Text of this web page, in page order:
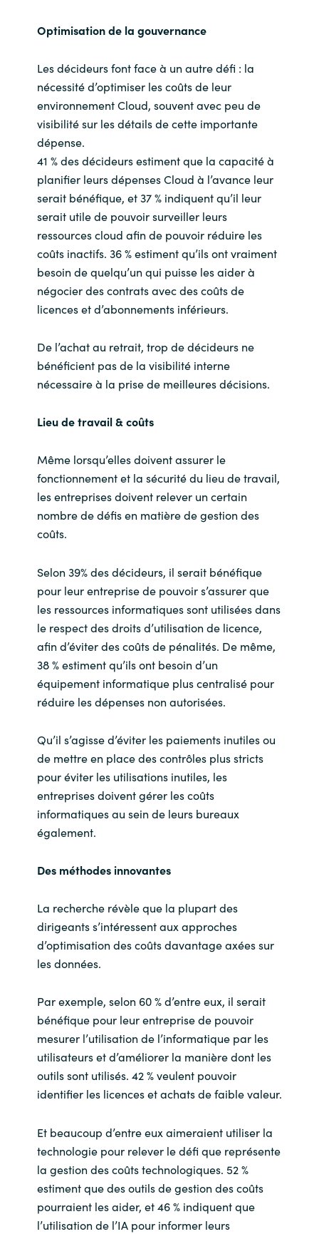
Optimisation de la gouvernance
Les décideurs font face à un autre défi : la
nécessité d’optimiser les coûts de leur
environnement Cloud, souvent avec peu de
visibilité sur les détails de cette importante
dépense.
41 % des décideurs estiment que la capacité à
planifier leurs dépenses Cloud à l’avance leur
serait bénéfique, et 37 % indiquent qu’il leur
serait utile de pouvoir surveiller leurs
ressources cloud afin de pouvoir réduire les
coûts inactifs. 36 % estiment qu’ils ont vraiment
besoin de quelqu’un qui puisse les aider à
négocier des contrats avec des coûts de
licences et d’abonnements inférieurs.
De l’achat au retrait, trop de décideurs ne
bénéficient pas de la visibilité interne
nécessaire à la prise de meilleures décisions.
Lieu de travail & coûts
Même lorsqu’elles doivent assurer le
fonctionnement et la sécurité du lieu de travail,
les entreprises doivent relever un certain
nombre de défis en matière de gestion des
coûts.
Selon 39% des décideurs, il serait bénéfique
pour leur entreprise de pouvoir s’assurer que
les ressources informatiques sont utilisées dans
le respect des droits d’utilisation de licence,
afin d’éviter des coûts de pénalités. De même,
38 % estiment qu’ils ont besoin d’un
équipement informatique plus centralisé pour
réduire les dépenses non autorisées.
Qu’il s’agisse d’éviter les paiements inutiles ou
de mettre en place des contrôles plus stricts
pour éviter les utilisations inutiles, les
entreprises doivent gérer les coûts
informatiques au sein de leurs bureaux
également.
Des méthodes innovantes
La recherche révèle que la plupart des
dirigeants s’intéressent aux approches
d’optimisation des coûts davantage axées sur
les données.
Par exemple, selon 60 % d’entre eux, il serait
bénéfique pour leur entreprise de pouvoir
mesurer l’utilisation de l’informatique par les
utilisateurs et d’améliorer la manière dont les
outils sont utilisés. 42 % veulent pouvoir
identifier les licences et achats de faible valeur.
Et beaucoup d’entre eux aimeraient utiliser la
technologie pour relever le défi que représente
la gestion des coûts technologiques. 52 %
estiment que des outils de gestion des coûts
pourraient les aider, et 46 % indiquent que
l’utilisation de l’IA pour informer leurs